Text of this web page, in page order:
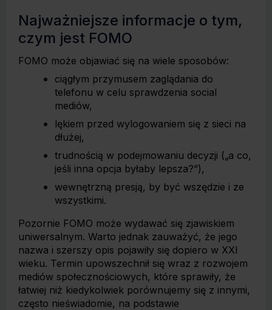
Najważniejsze informacje o tym,
czym jest FOMO
FOMO może objawiać się na wiele sposobów:
ciągłym przymusem zaglądania do
telefonu w celu sprawdzenia social
mediów,
lękiem przed wylogowaniem się z sieci na
dłużej,
trudnością w podejmowaniu decyzji („a co,
jeśli inna opcja byłaby lepsza?”),
wewnętrzną presją, by być wszędzie i ze
wszystkimi.
Pozornie FOMO może wydawać się zjawiskiem
uniwersalnym. Warto jednak zauważyć, że jego
nazwa i szerszy opis pojawiły się dopiero w XXI
wieku. Termin upowszechnił się wraz z rozwojem
mediów społecznościowych, które sprawiły, że
łatwiej niż kiedykolwiek porównujemy się z innymi,
często nieświadomie, na podstawie